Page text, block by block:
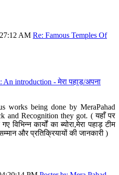
AM Re: Famous Temples Of
introduction - मेरा पहाड़/अपना
works being done by MeraPahad
and Recognition they got. ( यहाँ पर
विभिन्न कार्यों का ब्योरा,मेरा पहाड़ टीम
और प्रतिक्रियायों की जानकारी )